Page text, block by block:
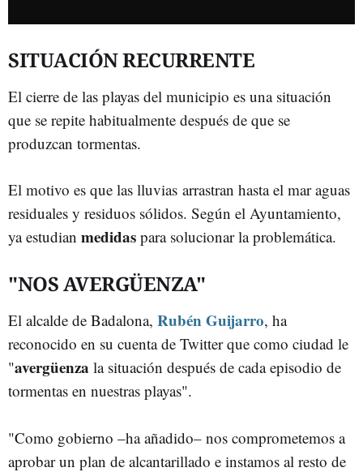
SITUACIÓN RECURRENTE
El cierre de las playas del municipio es una situación
que se repite habitualmente después de que se
produzcan tormentas.
El motivo es que las lluvias arrastran hasta el mar aguas
residuales y residuos sólidos. Según el Ayuntamiento,
ya estudian medidas para solucionar la problemática.
"NOS AVERGÜENZA"
El alcalde de Badalona, Rubén Guijarro, ha
reconocido en su cuenta de Twitter que como ciudad le
"avergüenza la situación después de cada episodio de
tormentas en nuestras playas".
"Como gobierno –ha añadido– nos comprometemos a
aprobar un plan de alcantarillado e instamos al resto de